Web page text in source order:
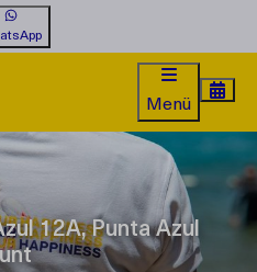
Menü
12A, Punta Azul